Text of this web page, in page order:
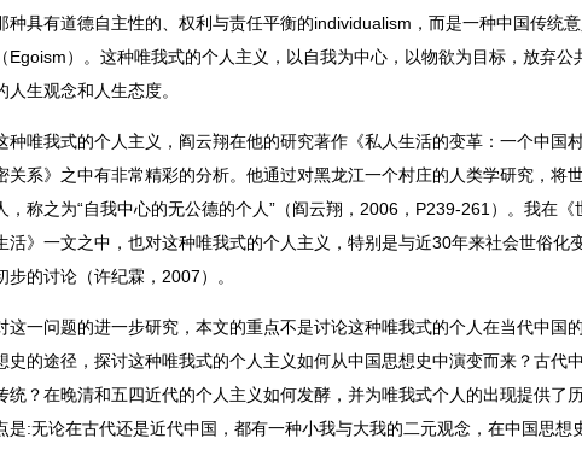
种具有道德自主性的、权利与责任平衡的individualism，而是一种中国传统
Egoism）。这种唯我式的个人主义，以自我为中心，以物欲为目标，放弃公
人生观念和人生态度。
种唯我式的个人主义，阎云翔在他的研究著作《私人生活的变革：一个中国
关系》之中有非常精彩的分析。他通过对黑龙江一个村庄的人类学研究，将
，称之为“自我中心的无公德的个人”（阎云翔，2006，P239-261）。我在《
活》一文之中，也对这种唯我式的个人主义，特别是与近30年来社会世俗化
步的讨论（许纪霖，2007）。
这一问题的进一步研究，本文的重点不是讨论这种唯我式的个人在当代中国
史的途径，探讨这种唯我式的个人主义如何从中国思想史中演变而来？古代
统？在晚清和五四近代的个人主义如何发酵，并为唯我式个人的出现提供了
是:无论在古代还是近代中国，都有一种小我与大我的二元观念，在中国思想